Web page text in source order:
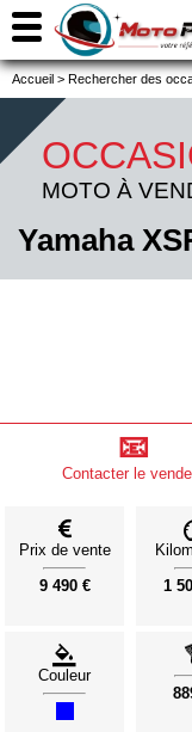
Accueil > Rechercher des
MOTO À
Yamaha
📧
Contacter le
Prix de vente
9 490 €
1
Couleur